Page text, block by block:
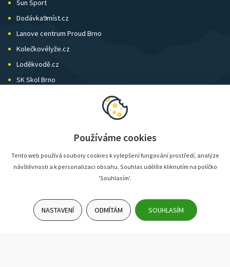
Sun Sport
Dodávka9míst.cz
Lanove centrum Proud Brno
Kolečkovélyže.cz
Loděkvodě.cz
SK Skol Brno
Používáme cookies
Tento web používá soubory cookies k vylepšení fungování prostředí, analýze
návštěvnosti a k personalizaci obsahu. Souhlas udělíte kliknutím na políčko
'Souhlasím'.
NASTAVENÍ ODMÍTÁM SOUHLASÍM